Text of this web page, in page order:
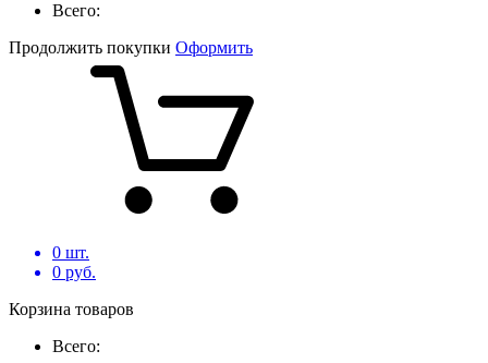
Всего:
Продолжить покупки Оформить
0 шт.
0 руб.
Корзина товаров
Всего: